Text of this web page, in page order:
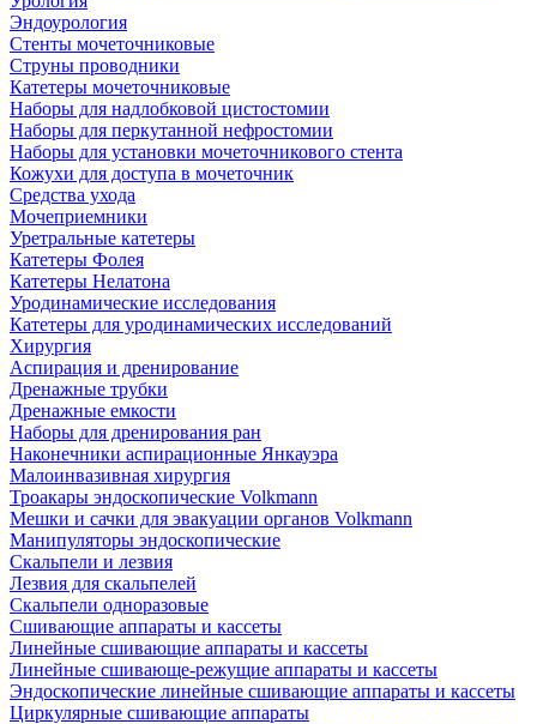
Эндоурология
Стенты мочеточниковые
Струны проводники
Катетеры мочеточниковые
Наборы для надлобковой цистостомии
Наборы для перкутанной нефростомии
Наборы для установки мочеточникового стента
Кожухи для доступа в мочеточник
Средства ухода
Мочеприемники
Уретральные катетеры
Катетеры Фолея
Катетеры Нелатона
Уродинамические исследования
Катетеры для уродинамических исследований
Хирургия
Аспирация и дренирование
Дренажные трубки
Дренажные емкости
Наборы для дренирования ран
Наконечники аспирационные Янкауэра
Малоинвазивная хирургия
Троакары эндоскопические Volkmann
Мешки и сачки для эвакуации органов Volkmann
Манипуляторы эндоскопические
Скальпели и лезвия
Лезвия для скальпелей
Скальпели одноразовые
Сшивающие аппараты и кассеты
Линейные сшивающие аппараты и кассеты
Линейные сшивающе-режущие аппараты и кассеты
Эндоскопические линейные сшивающие аппараты и кассеты
Циркулярные сшивающие аппараты